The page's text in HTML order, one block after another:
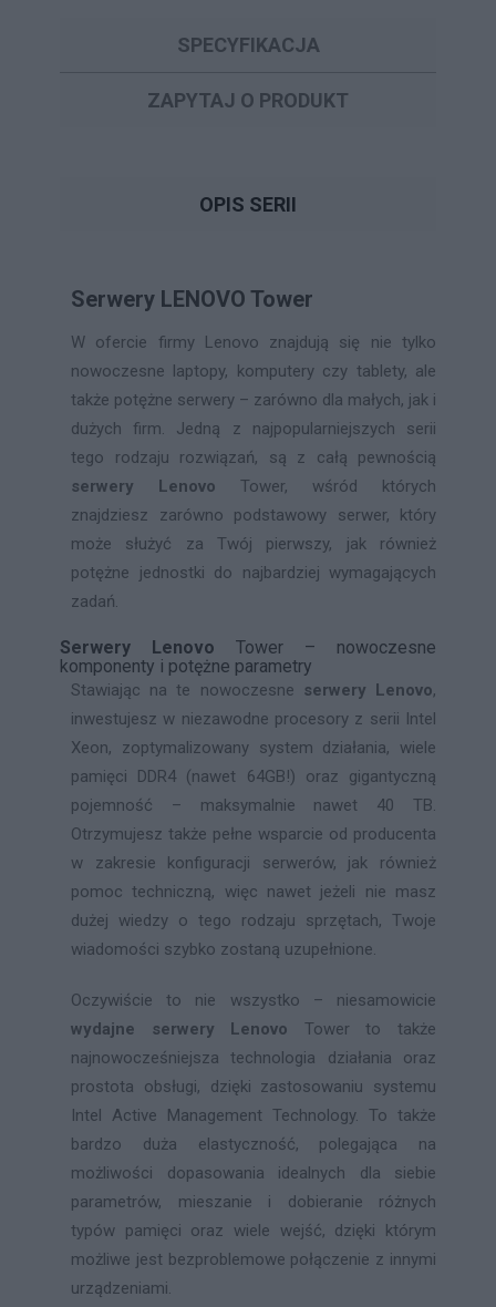
SPECYFIKACJA
ZAPYTAJ O PRODUKT
OPIS SERII
Serwery LENOVO Tower
W ofercie firmy Lenovo znajdują się nie tylko
nowoczesne laptopy, komputery czy tablety, ale
także potężne serwery – zarówno dla małych, jak i
dużych firm. Jedną z najpopularniejszych serii
tego rodzaju rozwiązań, są z całą pewnością
serwery Lenovo Tower, wśród których
znajdziesz zarówno podstawowy serwer, który
może służyć za Twój pierwszy, jak również
potężne jednostki do najbardziej wymagających
zadań.
Serwery Lenovo Tower – nowoczesne
komponenty i potężne parametry
Stawiając na te nowoczesne serwery Lenovo,
inwestujesz w niezawodne procesory z serii Intel
Xeon, zoptymalizowany system działania, wiele
pamięci DDR4 (nawet 64GB!) oraz gigantyczną
pojemność – maksymalnie nawet 40 TB.
Otrzymujesz także pełne wsparcie od producenta
w zakresie konfiguracji serwerów, jak również
pomoc techniczną, więc nawet jeżeli nie masz
dużej wiedzy o tego rodzaju sprzętach, Twoje
wiadomości szybko zostaną uzupełnione.
Oczywiście to nie wszystko – niesamowicie
wydajne serwery Lenovo Tower to także
najnowocześniejsza technologia działania oraz
prostota obsługi, dzięki zastosowaniu systemu
Intel Active Management Technology. To także
bardzo duża elastyczność, polegająca na
możliwości dopasowania idealnych dla siebie
parametrów, mieszanie i dobieranie różnych
typów pamięci oraz wiele wejść, dzięki którym
możliwe jest bezproblemowe połączenie z innymi
urządzeniami.